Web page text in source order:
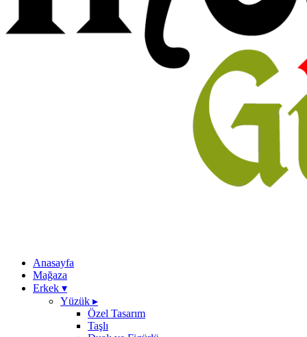
Anasayfa
Mağaza
Erkek ▾
Yüzük ▸
Özel Tasarım
Taşlı